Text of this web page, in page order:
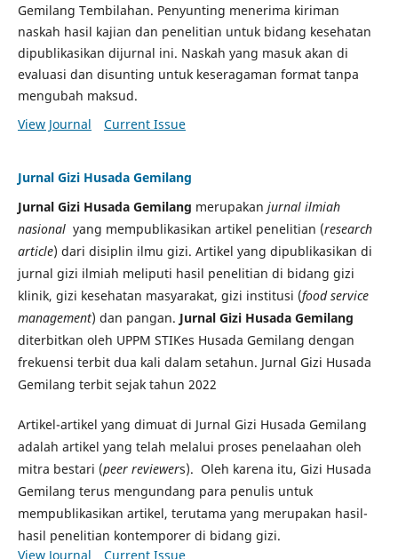
Gemilang Tembilahan. Penyunting menerima kiriman
naskah hasil kajian dan penelitian untuk bidang kesehatan
dipublikasikan dijurnal ini. Naskah yang masuk akan di
evaluasi dan disunting untuk keseragaman format tanpa
mengubah maksud.
View Journal
Current Issue
Jurnal Gizi Husada Gemilang
Jurnal Gizi Husada Gemilang merupakan jurnal ilmiah
nasionalyang mempublikasikan artikel penelitian (research
article) dari disiplin ilmu gizi. Artikel yang dipublikasikan di
jurnal gizi ilmiah meliputi hasil penelitian di bidang gizi
klinik, gizi kesehatan masyarakat, gizi institusi (food service
management) dan pangan. Jurnal Gizi Husada Gemilang
diterbitkan oleh UPPM STIKes Husada Gemilang dengan
frekuensi terbit dua kali dalam setahun. Jurnal Gizi Husada
Gemilang terbit sejak tahun 2022
Artikel-artikel yang dimuat di Jurnal Gizi Husada Gemilang
adalah artikel yang telah melalui proses penelaahan oleh
mitra bestari (peer reviewers). Oleh karena itu, Gizi Husada
Gemilang terus mengundang para penulis untuk
mempublikasikan artikel, terutama yang merupakan hasil-
hasil penelitian kontemporer di bidang gizi.
View Journal
Current Issue